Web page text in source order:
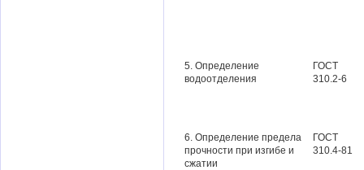
5. Определение
водоотделения
ГОСТ
310.2-6
6. Определение предела
прочности при изгибе и
сжатии
ГОСТ
310.4-81